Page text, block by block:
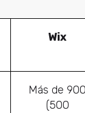
Wix
Más de 900
(500